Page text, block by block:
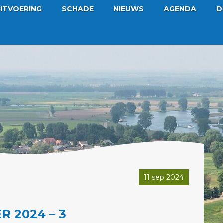
SCHADE NIEUWS AGENDA
2024 – 3
11 sep 2024